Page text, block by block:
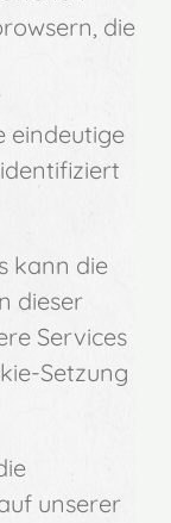
die
eindeutige
kann die
dieser
Services
Setzung
unserer